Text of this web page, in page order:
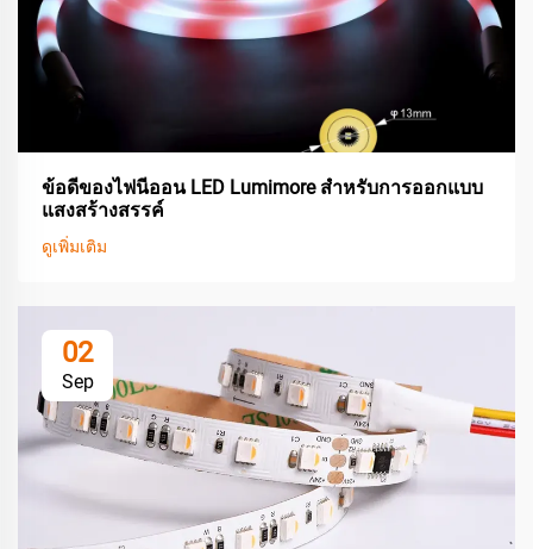
ข้อดีของไฟนีออน LED Lumimore สำหรับการออกแบบ
แสงสร้างสรรค์
ดูเพิ่มเติม
02
Sep